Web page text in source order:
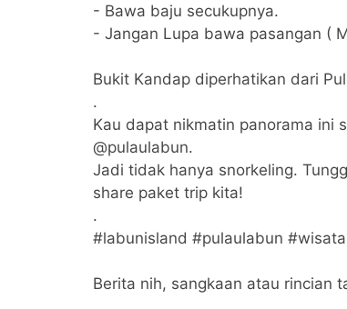
- Bawa baju secukupnya.
- Jangan Lupa bawa pasangan (
Bukit Kandap diperhatikan dari
.
Kau dapat nikmatin panorama ini
@pulaulabun.
Jadi tidak hanya snorkeling.
share paket trip kita!
.
#labunisland #pulaulabun
Berita nih, sangkaan atau rincian